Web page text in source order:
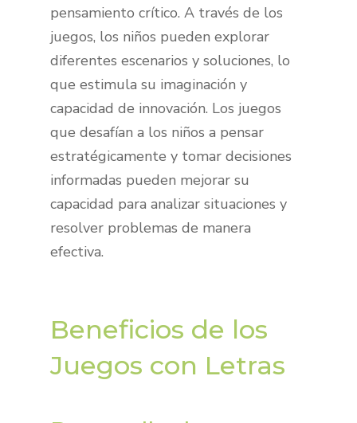
pensamiento crítico. A través de los
juegos, los niños pueden explorar
diferentes escenarios y soluciones, lo
que estimula su imaginación y
capacidad de innovación. Los juegos
que desafían a los niños a pensar
estratégicamente y tomar decisiones
informadas pueden mejorar su
capacidad para analizar situaciones y
resolver problemas de manera
efectiva.
Beneficios de los
Juegos con Letras